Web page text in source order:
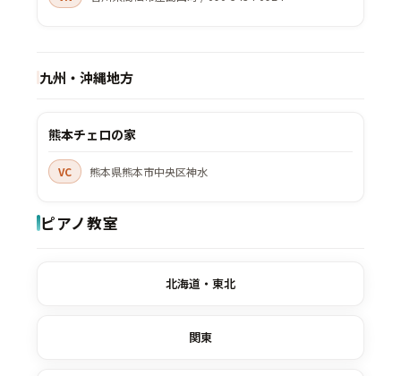
九州・沖縄地方
熊本チェロの家
VC 熊本県熊本市中央区神水
ピアノ教室
北海道・東北
関東